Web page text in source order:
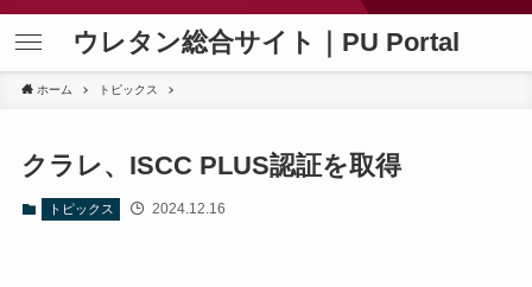
ウレタン総合サイト｜PU Portal
ホーム トピックス
クラレ、ISCC PLUS認証を取得
トピックス 2024.12.16